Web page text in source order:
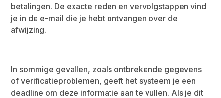
betalingen. De exacte reden en vervolgstappen vind
je in de e-mail die je hebt ontvangen over de
afwijzing.
In sommige gevallen, zoals ontbrekende gegevens
of verificatieproblemen, geeft het systeem je een
deadline om deze informatie aan te vullen. Als je dit